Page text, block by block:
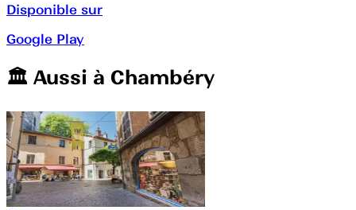
Disponible sur
Google Play
🏛️️ Aussi à Chambéry